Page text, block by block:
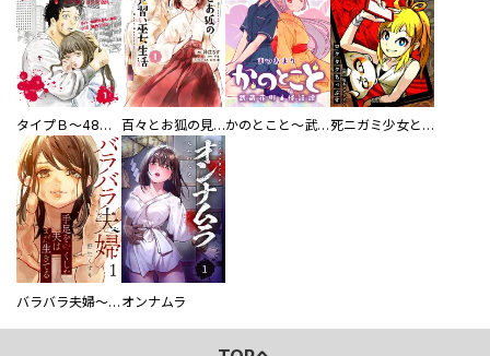
タイプＢ～48時間後、致死率100％～【単話】 百々とお狐の見習い巫女生活【単行本版】 かのとこと～武蔵花町怪話譚～ 【連載版】 死ニガミ少女とスマホ神
バラバラ夫婦～手足をなくした夫はまだ生きてる オンナムラ